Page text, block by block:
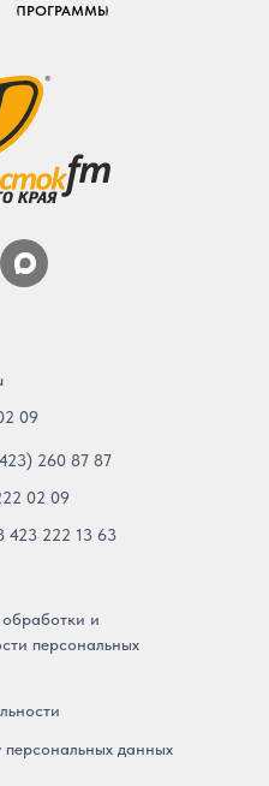
ПРОГРАММЫ
09
260 87 87
и
персональных
данных
02 09
423 222 13 63